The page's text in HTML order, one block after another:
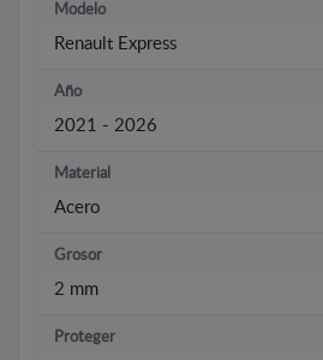
Modelo
Renault Express
Año
2021 - 2026
Material
Acero
Grosor
2 mm
Proteger